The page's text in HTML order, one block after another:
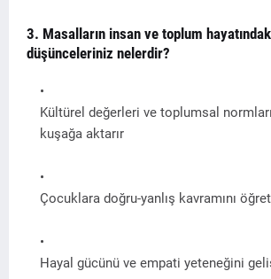
3. Masalların insan ve toplum
düşünceleriniz nelerdir?
Kültürel değerleri ve toplumsal
kuşağa aktarır
Çocuklara doğru-yanlış kavramını
Hayal gücünü ve empati yeteneğini